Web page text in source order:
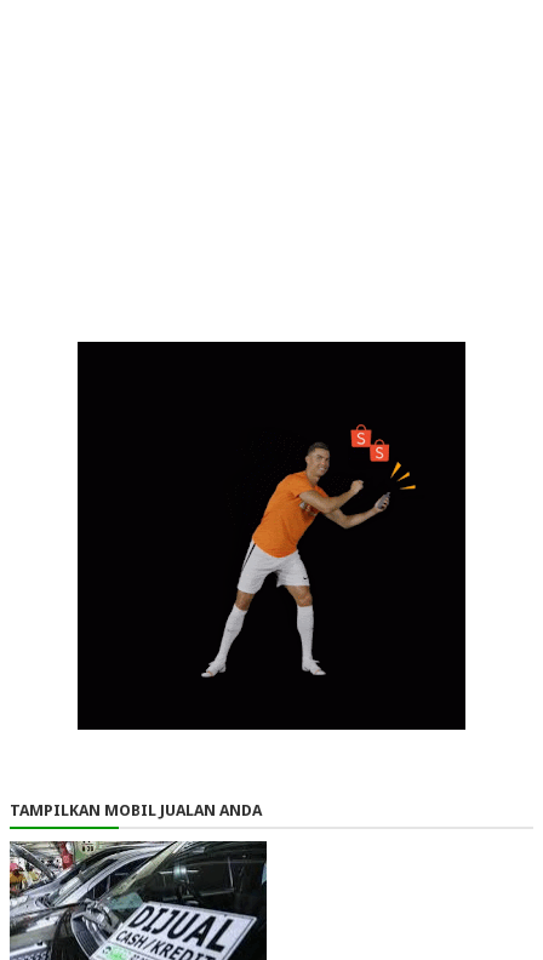
TAMPILKAN MOBIL JUALAN ANDA